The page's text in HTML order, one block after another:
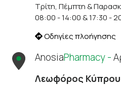
Τρίτη, Πέμπτη &
08:00 - 14:00 & 17:30 -
Οδηγίες πλοήγησης
AnosiaPharmacy -
Λεωφόρος Κύπρου